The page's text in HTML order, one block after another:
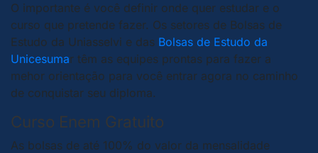
O importante é você definir onde quer estudar e o
curso que pretende fazer. Os setores de Bolsas de
Estudo da Uniasselvi e das Bolsas de Estudo da
Unicesumar têm as equipes prontas para fazer a
mehor orientação para você entrar agora no caminho
de conquistar seu diploma.
Curso Enem Gratuito
As bolsas de até 100% do valor da mensalidade